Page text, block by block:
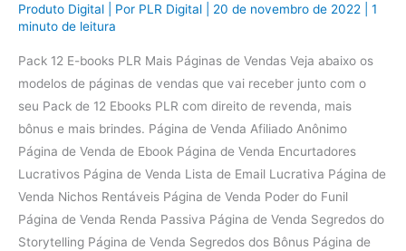
Produto Digital | Por PLR Digital 20 de novembro de 2022
1
minuto de leitura
Pack 12 E-books PLR Mais Páginas de Vendas Veja abaixo os
modelos de páginas de vendas que vai receber junto com o
seu Pack de 12 Ebooks PLR com direito de revenda, mais
bônus e mais brindes. Página de Venda Afiliado Anônimo
Página de Venda de Ebook Página de Venda Encurtadores
Lucrativos Página de Venda Lista de Email Lucrativa Página de
Venda Nichos Rentáveis Página de Venda Poder do Funil
Página de Venda Renda Passiva Página de Venda Segredos do
Storytelling Página de Venda Segredos dos Bônus Página de